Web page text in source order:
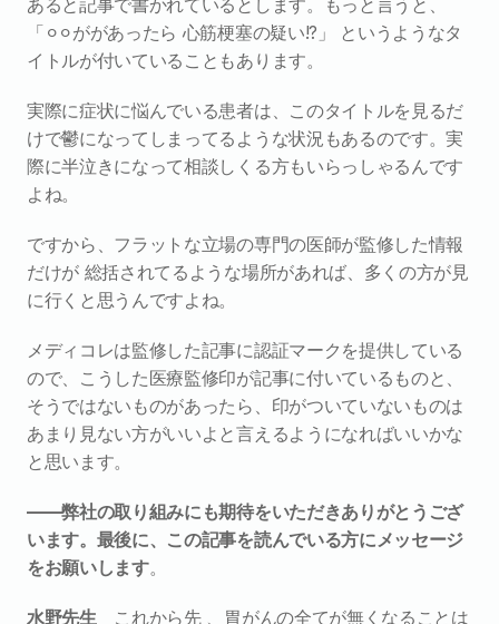
「⚪︎⚪︎ががあったら 心筋梗塞の疑い!?」 というようなタ
イトルが付いていることもあります。
実際に症状に悩んでいる患者は、このタイトルを見るだ
けで鬱になってしまってるような状況もあるのです。実
際に半泣きになって相談しくる方もいらっしゃるんです
よね。
ですから、フラットな立場の専門の医師が監修した情報
だけが 総括されてるような場所があれば、多くの方が見
に行くと思うんですよね。
メディコレは監修した記事に認証マークを提供している
ので、こうした医療監修印が記事に付いているものと、
そうではないものがあったら、印がついていないものは
あまり見ない方がいいよと言えるようになればいいかな
と思います。
――弊社の取り組みにも期待をいただきありがとうござ
います。最後に、この記事を読んでいる方にメッセージ
をお願いします。
水野先生 これから先 、胃がんの全てが無くなることは